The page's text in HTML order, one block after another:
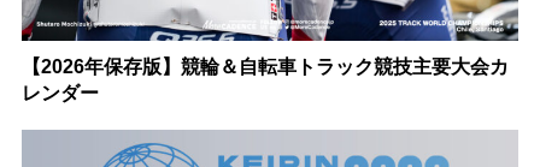
【2026年保存版】競輪＆自転車トラック競技主要大会カ
レンダー